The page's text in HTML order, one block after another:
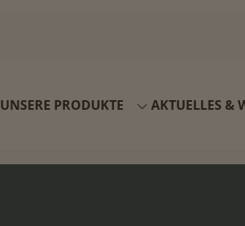
UNSERE PRODUKTE AKTUELLES &